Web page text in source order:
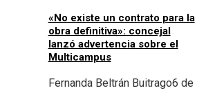
«No existe un contrato para la
obra definitiva»: concejal
lanzó advertencia sobre el
Multicampus
Fernanda Beltrán Buitrago6 de